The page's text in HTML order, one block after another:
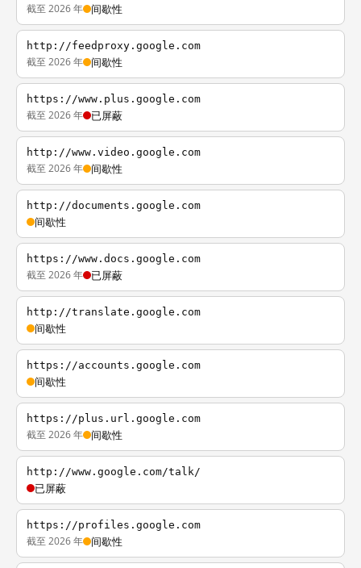
截至 2026 年 间歇性
http://feedproxy.google.com
截至 2026 年 间歇性
https://www.plus.google.com
截至 2026 年 已屏蔽
http://www.video.google.com
截至 2026 年 间歇性
http://documents.google.com
间歇性
https://www.docs.google.com
截至 2026 年 已屏蔽
http://translate.google.com
间歇性
https://accounts.google.com
间歇性
https://plus.url.google.com
截至 2026 年 间歇性
http://www.google.com/talk/
已屏蔽
https://profiles.google.com
截至 2026 年 间歇性